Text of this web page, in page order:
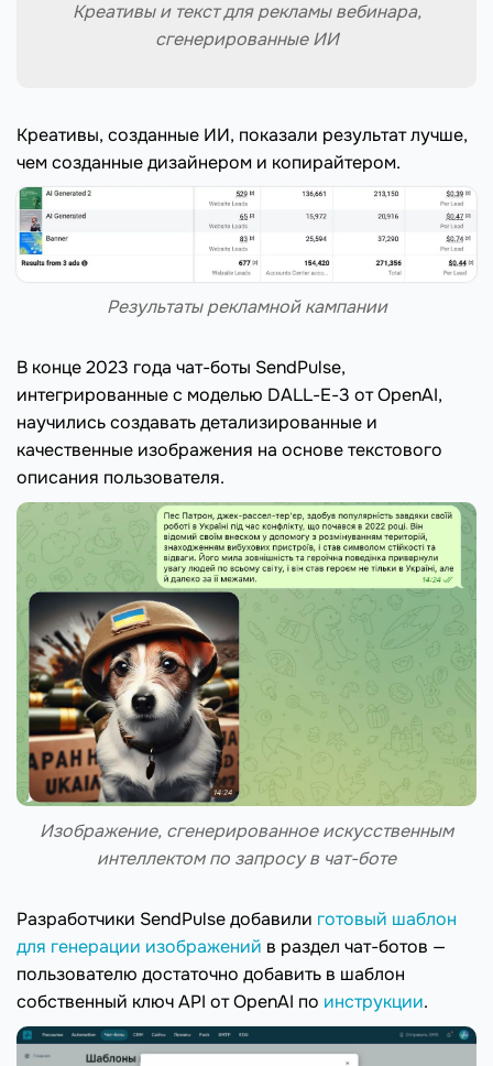
Креативы и текст для рекламы вебинара,
сгенерированные ИИ
Креативы, созданные ИИ, показали результат лучше,
чем созданные дизайнером и копирайтером.
Результаты рекламной кампании
В конце 2023 года чат-боты SendPulse,
интегрированные с моделью DALL-E-3 от OpenAI,
научились создавать детализированные и
качественные изображения на основе текстового
описания пользователя.
Изображение, сгенерированное искусственным
интеллектом по запросу в чат-боте
Разработчики SendPulse добавили готовый шаблон
для генерации изображений в раздел чат-ботов —
пользователю достаточно добавить в шаблон
собственный ключ API от OpenAI по инструкции.